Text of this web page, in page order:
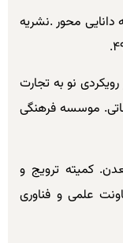
توسعه دانایی محور .نشریه
صفایی. ۱۳۸۲.فن بازار رویکردی نو به تجارت
موسسه فرهنگی
کمیته ترویج و
علمی و فناوری